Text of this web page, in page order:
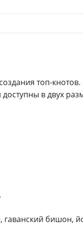
топ-
в двух
гаванский бишон,